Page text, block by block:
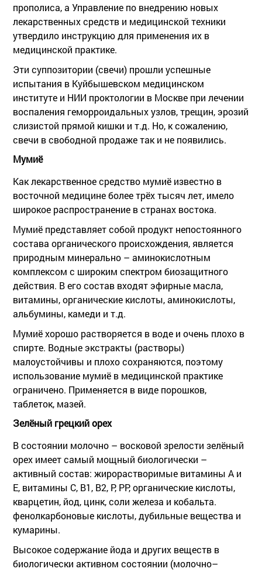
прополиса, а Управление по внедрению новых
лекарственных средств и медицинской техники
утвердило инструкцию для применения их в
медицинской практике.
Эти суппозитории (свечи) прошли успешные
испытания в Куйбышевском медицинском
институте и НИИ проктологии в Москве при лечении
воспаления геморроидальных узлов, трещин, эрозий
слизистой прямой кишки и т.д. Но, к сожалению,
свечи в свободной продаже так и не появились.
Мумиё
Как лекарственное средство мумиё известно в
восточной медицине более трёх тысяч лет, имело
широкое распространение в странах востока.
Мумиё представляет собой продукт непостоянного
состава органического происхождения, является
природным минерально – аминокислотным
комплексом с широким спектром биозащитного
действия. В его состав входят эфирные масла,
витамины, органические кислоты, аминокислоты,
альбумины, камеди и т.д.
Мумиё хорошо растворяется в воде и очень плохо в
спирте. Водные экстракты (растворы)
малоустойчивы и плохо сохраняются, поэтому
использование мумиё в медицинской практике
ограничено. Применяется в виде порошков,
таблеток, мазей.
Зелёный грецкий орех
В состоянии молочно – восковой зрелости зелёный
орех имеет самый мощный биологически –
активный состав: жирорастворимые витамины А и
Е, витамины С, В1, В2, Р, РР, органические кислоты,
кварцетин, йод, цинк, соли железа и кобальта.
фенолкарбоновые кислоты, дубильные вещества и
кумарины.
Высокое содержание йода и других веществ в
биологически активном состоянии (молочно–